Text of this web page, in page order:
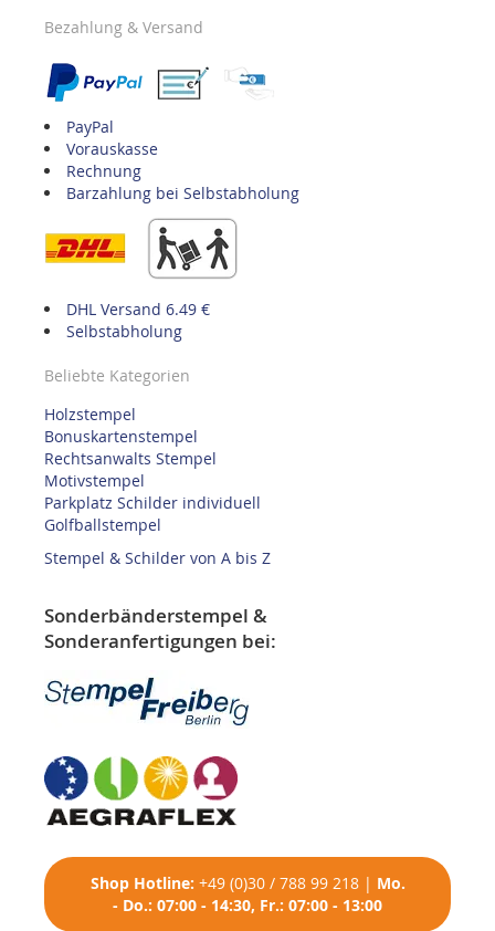
Bezahlung & Versand
PayPal
Vorauskasse
Rechnung
Barzahlung bei Selbstabholung
DHL Versand 6.49 €
Selbstabholung
Beliebte Kategorien
Holzstempel
Bonuskartenstempel
Rechtsanwalts Stempel
Motivstempel
Parkplatz Schilder individuell
Golfballstempel
Stempel & Schilder von A bis Z
Sonderbänderstempel &
Sonderanfertigungen bei:
Shop Hotline: +49 (0)30 / 788 99 218| Mo.
- Do.: 07:00 - 14:30, Fr.: 07:00 - 13:00